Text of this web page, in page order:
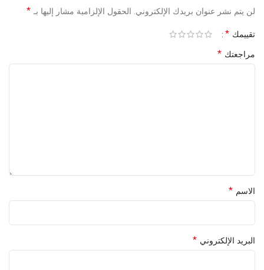
لن يتم نشر عنوان بريدك الإلكتروني. الحقول الإلزامية مشار إليها بـ *
تقييمك *
مراجعتك *
الاسم *
البريد الإلكتروني *